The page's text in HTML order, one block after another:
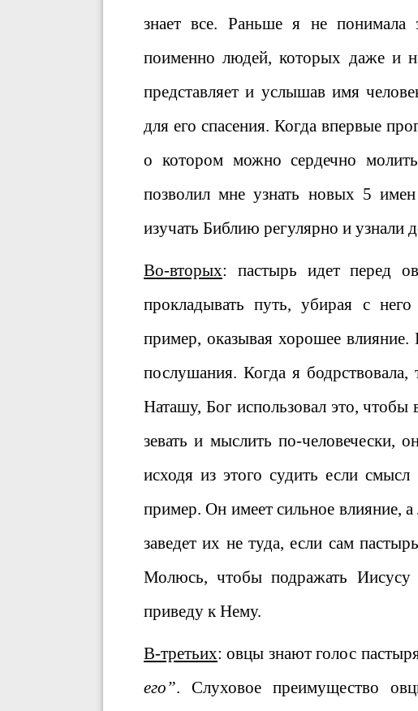
знает все. Раньше я не понимала
поименно людей, которых даже и
представляет и услышав имя
для его спасения. Когда впервые
о котором можно сердечно
позволил мне узнать новых 5
изучать Библию регулярно и узнали
Во-вторых: пастырь идет перед
прокладывать путь, убирая с
пример, оказывая хорошее
послушания. Когда я
Наташу, Бог использовал это, чтобы
зевать и мыслить по-человечески,
исходя из этого судить если
пример. Он имеет сильное влияние,
заведет их не туда, если сам
Молюсь, чтобы подражать Иисусу
приведу к Нему.
В-третьих: овцы знают голос
его”. Слуховое преимущество